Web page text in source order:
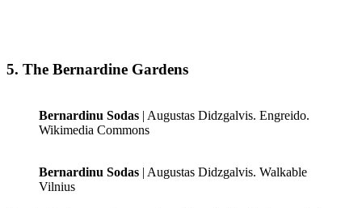
5. The Bernardine Gardens
Bernardinu Sodas | Augustas Didzgalvis. Engreido.
Wikimedia Commons
Bernardinu Sodas | Augustas Didzgalvis. Walkable
Vilnius